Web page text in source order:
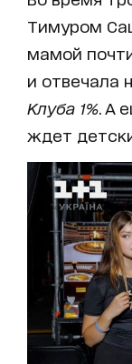
Тимуром
мамой
и отвечала
Клуба 1% . А
ждет